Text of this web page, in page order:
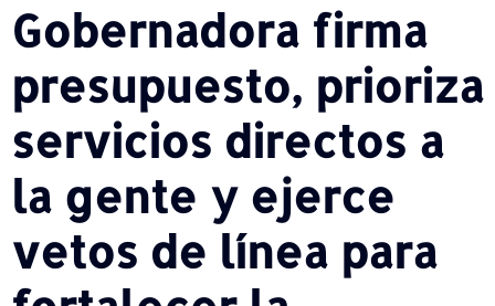
Gobernadora firma
presupuesto, prioriza
servicios directos a
la gente y ejerce
vetos de línea para